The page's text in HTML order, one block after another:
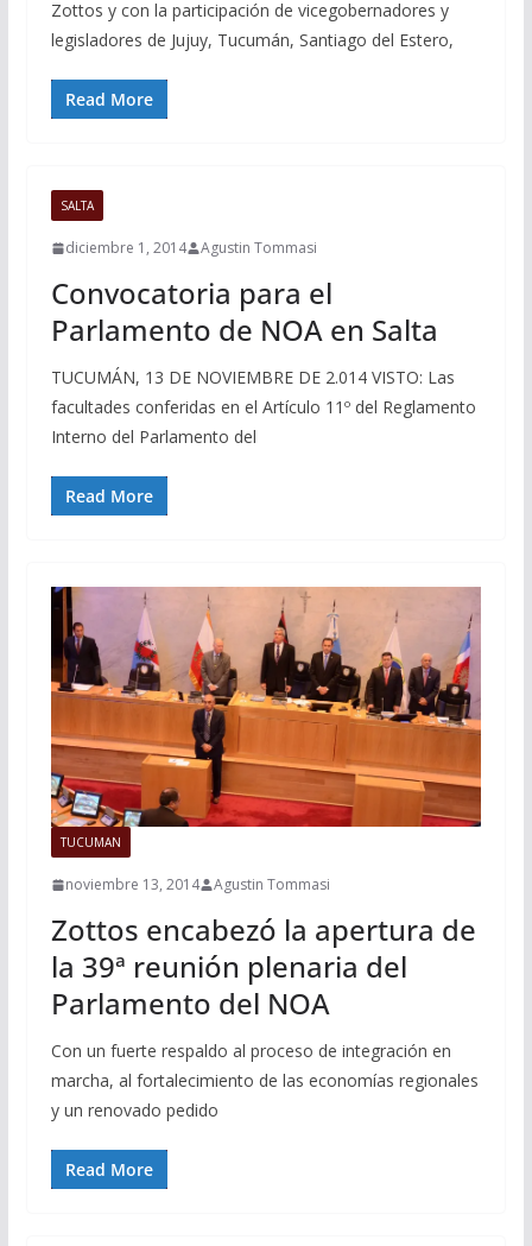
Zottos y con la participación de vicegobernadores y
legisladores de Jujuy, Tucumán, Santiago del Estero,
Read More
SALTA
diciembre 1, 2014 Agustin Tommasi
Convocatoria para el
Parlamento de NOA en Salta
TUCUMÁN, 13 DE NOVIEMBRE DE 2.014 VISTO: Las
facultades conferidas en el Artículo 11º del Reglamento
Interno del Parlamento del
Read More
TUCUMAN
noviembre 13, 2014 Agustin Tommasi
Zottos encabezó la apertura de
la 39ª reunión plenaria del
Parlamento del NOA
Con un fuerte respaldo al proceso de integración en
marcha, al fortalecimiento de las economías regionales
y un renovado pedido
Read More